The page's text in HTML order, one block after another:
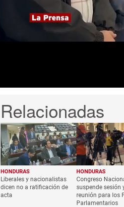
HONDURAS
Liberales y nacionalistas
dicen no a ratificación de
acta
HONDURAS
Congreso
suspende sesión
reunión para los
Parlamentarios